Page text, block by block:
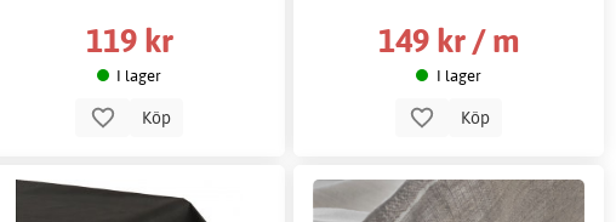
119 kr
I lager
Köp
149 kr / m
I lager
Köp